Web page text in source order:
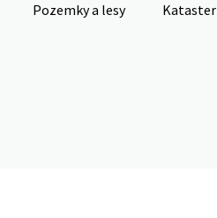
Pozemky a lesy Kataster